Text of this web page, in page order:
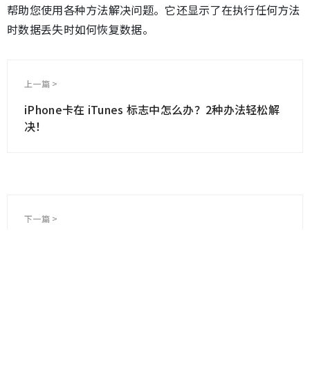
帮助您使用各种方法解决问题。它还显示了在执行任何方法
时数据丢失时如何恢复数据。
上一篇 >
iPhone卡在 iTunes 标志中怎么办？2种办法轻松解
决！
下一篇 >